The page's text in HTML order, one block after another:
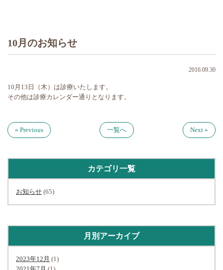
10月のお知らせ
2016.09.30
10月13日（木）は診療いたします。
その他は診療カレンダー通りとなります。
« Previous 一覧へ Next »
カテゴリ一覧
お知らせ (65)
月別アーカイブ
2023年12月 (1)